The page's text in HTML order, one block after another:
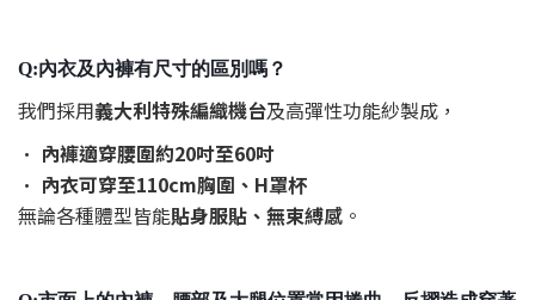
Q:內衣及內褲有尺寸的區別嗎？
我們採用義大利特殊編織機台及高彈性功能紗製成，
• 內褲適穿腰圍約20吋至60吋
• 內衣可穿至110cm胸圍、H罩杯
無論各種體型皆能貼身服貼、無束縛感 。